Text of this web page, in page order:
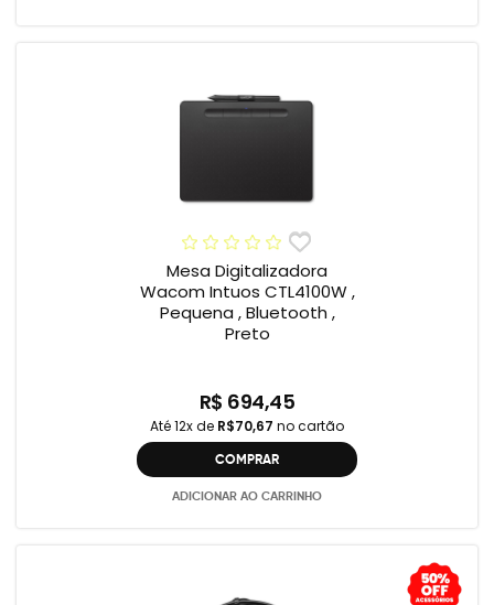
Mesa Digitalizadora
Wacom Intuos CTL4100W ,
Pequena , Bluetooth ,
Preto
R$ 694,45
Até 12x de R$70,67 no cartão
COMPRAR
ADICIONAR AO CARRINHO